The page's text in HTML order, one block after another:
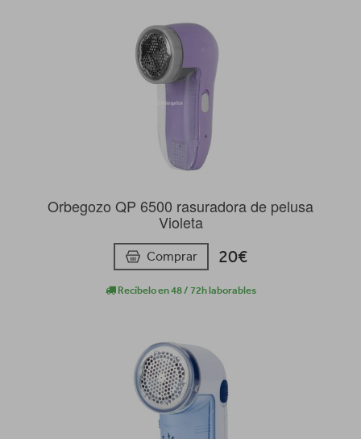
Orbegozo QP 6500 rasuradora de pelusa
Violeta
Comprar 20€
Recíbelo en 48 / 72h laborables